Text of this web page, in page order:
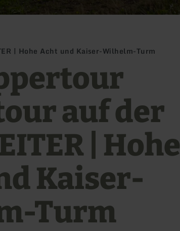
| Hohe Acht und Kaiser-Wilhelm-Turm
auf der
| Hohe
Kaiser-
Turm